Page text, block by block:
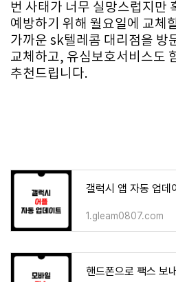
번 사태가 너무 실망스럽지만
예방하기 위해 월요일에 교체
가까운 sk텔레콤 대리점을 방
교체하고, 유심보호서비스도
추천드립니다.
갤럭시 앱 자동 업데
1.gleam0807.com